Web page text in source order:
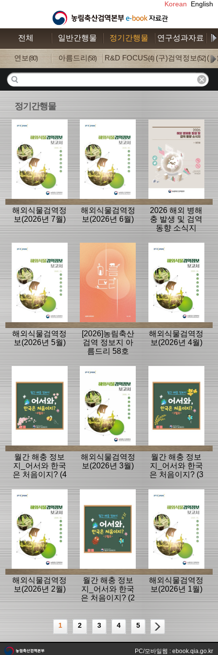
Korean English
전체 일반간행물 정기간행물 연구성과자료
연보(80) 아름드리(58) R&D FOCUS(4) (구)검역정보 (52) (
정기간행물
해외식물검역정
보(2026년 7월)
해외식물검역정
보(2026년 6월)
2026 해외 병해
충 발생 및 검역
동향 소식지
해외식물검역정
보(2026년 5월)
[2026]농림축산
검역 정보지 아
름드리 58호
해외식물검역정
보(2026년 4월)
월간 해충 정보
지_어서와 한국
은 처음이지? (4
해외식물검역정
보(2026년 3월)
월간 해충 정보
지_어서와 한국
은 처음이지? (3
해외식물검역정
보(2026년 2월)
월간 해충 정보
지_어서와 한국
은 처음이지? (2
해외식물검역정
보(2026년 1월)
1 2 3 4 5
PC/모바일웹 : ebook.qia.go.kr